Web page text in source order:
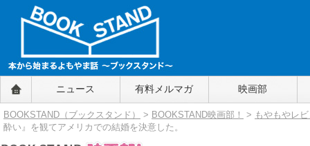
BOOKSTAND（ブックスタンド）
～本から始まるよもやま話～
BOOKSTAND（ブ
ックスタンド）
ニュース 有料メルマガ 映画部
BOOKSTAND（ブックスタンド） > BOOKSTAND映画部！ > もやもやレ
酔い』を観てアメリカでの結婚を決意した。